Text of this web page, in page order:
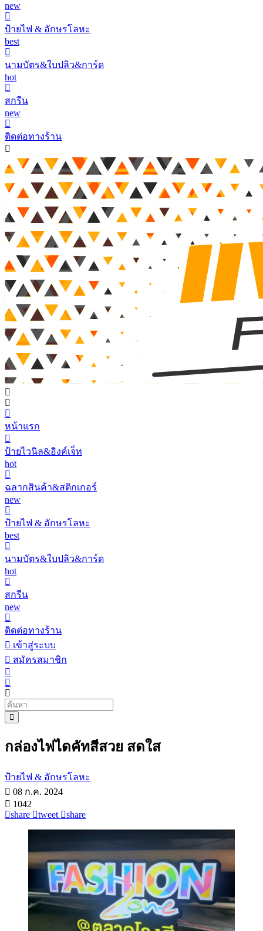
new
ป้ายไฟ & อักษรโลหะ
best
นามบัตร&ใบปลิว&การ์ด
hot
สกรีน
new
ติดต่อทางร้าน
หน้าแรก
ป้ายไวนิล&อิงค์เจ็ท
hot
ฉลากสินค้า&สติกเกอร์
new
ป้ายไฟ & อักษรโลหะ
best
นามบัตร&ใบปลิว&การ์ด
hot
สกรีน
new
ติดต่อทางร้าน
เข้าสู่ระบบ
สมัครสมาชิก
กล่องไฟไดคัทสีสวย สดใส
ป้ายไฟ & อักษรโลหะ
08 ก.ค. 2024
1042
share
tweet share